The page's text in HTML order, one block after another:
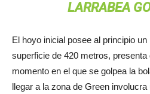
LARRABEA
El hoyo inicial posee al principio
superficie de 420 metros,
momento en el que se golpea la
llegar a la zona de Green